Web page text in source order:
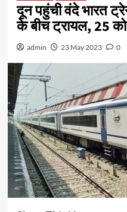
दून पहुंची वंदे भारत
के बीच ट्रायल, 25 को
admin 23 May 2023 0